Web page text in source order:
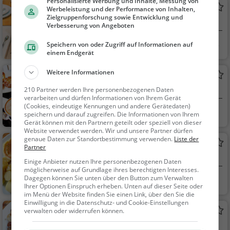
endessen
Krone
Restaurant in Wangen SZ
Wangen SZ, Schw
eiz
Restaurant, Aben
Clansico
Café in Wangen SZ
Wangen SZ, Schw
eiz
Café, Eiscafé / Eis
diele, Kaffee / Kuche
n, Frühstück, Gebäck
Gasthaus Bahnhof
Schweizerisches Restaurant in Wangen SZ
Wangen SZ, Schw
eiz
Restaurant, Schw
eizerisch, Regionalkü
che, Mittagessen, Ab
Restaurant Freihof
Schweizerisches Restaurant in Wangen SZ
Werbeleistung und der Performance von Inhalten,
Zielgruppenforschung sowie Entwicklung und
Verbesserung von Angeboten
Speichern von oder Zugriff auf Informationen auf
einem Endgerät
Weitere Informationen
210 Partner werden Ihre personenbezogenen Daten
verarbeiten und dürfen Informationen von Ihrem Gerät
(Cookies, eindeutige Kennungen und andere Gerätedaten)
speichern und darauf zugreifen. Die Informationen von Ihrem
Gerät können mit den Partnern geteilt oder speziell von dieser
Website verwendet werden. Wir und unsere Partner dürfen
genaue Daten zur Standortbestimmung verwenden. Liste der
Partner
Einige Anbieter nutzen Ihre personenbezogenen Daten
möglicherweise auf Grundlage ihres berechtigten Interesses.
Dagegen können Sie unten über den Button zum Verwalten
Ihrer Optionen Einspruch erheben. Unten auf dieser Seite oder
im Menü der Website finden Sie einen Link, über den Sie die
Einwilligung in die Datenschutz- und Cookie-Einstellungen
verwalten oder widerrufen können.